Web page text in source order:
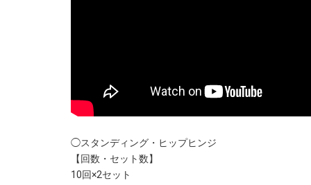
◯スタンディング・ヒップヒンジ
【回数・セット数】
10回×2セット